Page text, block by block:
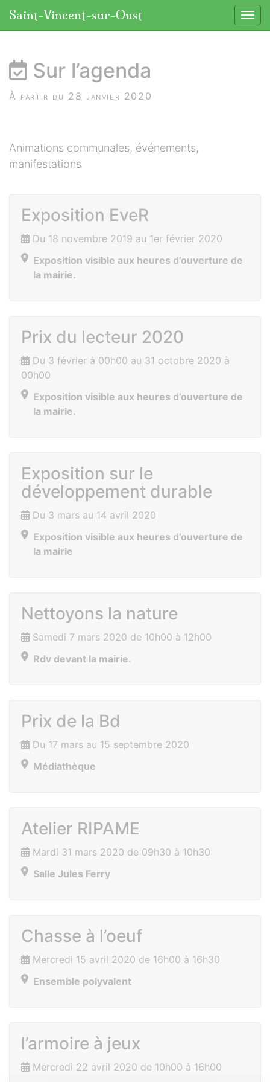
Saint-Vincent-sur-Oust
Sur l’agenda
À partir du 28 janvier 2020
Animations communales, événements,
manifestations
Exposition EveR
Du 18 novembre 2019 au 1er février 2020
Exposition visible aux heures d’ouverture de
la mairie.
Prix du lecteur 2020
Du 3 février à 00h00 au 31 octobre 2020 à
00h00
Exposition visible aux heures d’ouverture de
la mairie.
Exposition sur le
développement durable
Du 3 mars au 14 avril 2020
Exposition visible aux heures d’ouverture de
la mairie
Nettoyons la nature
Samedi 7 mars 2020 de 10h00 à 12h00
Rdv devant la mairie.
Prix de la Bd
Du 17 mars au 15 septembre 2020
Médiathèque
Atelier RIPAME
Mardi 31 mars 2020 de 09h30 à 10h30
Salle Jules Ferry
Chasse à l’oeuf
Mercredi 15 avril 2020 de 16h00 à 16h30
Ensemble polyvalent
l’armoire à jeux
Mercredi 22 avril 2020 de 10h00 à 16h00
Panneau de gestion des cookies